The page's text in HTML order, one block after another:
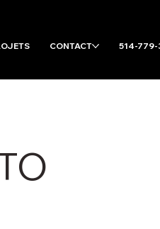
CONTACT 514-779-